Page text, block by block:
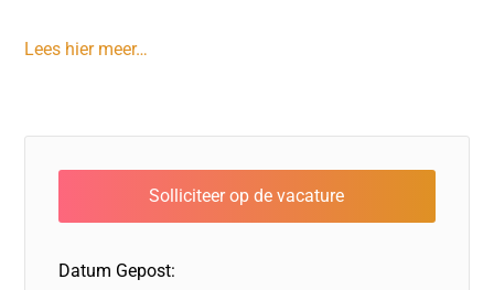
Lees hier meer…
Datum Gepost: